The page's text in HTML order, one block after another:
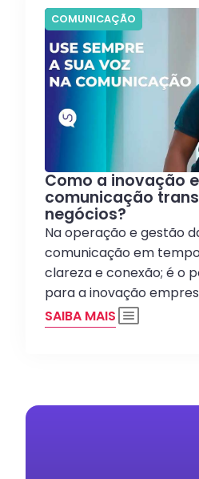
COMUNICAÇÃO
Como a inovação
comunicação
negócios?
Na operação e gestão
comunicação em
clareza e conexão; é o
para a inovação
SAIBA MAIS